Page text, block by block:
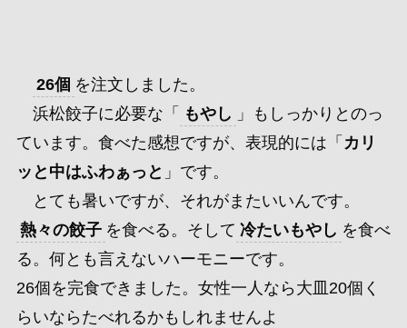
26個 を注文しました。
浜松餃子に必要な「
もやし 」もしっかりとのっ
ています。食べた感想ですが、 表現的には「 カリ
ッと中はふわぁっと 」です。
とても暑いですが、それがまたいいんです。
熱々の餃子 を食べる。そして 冷たいもやし を食べ
る。何とも言えないハーモニーです。
26個を完食できました。 女性一人なら大皿20個く
らいならたべれるかもしれませんよ